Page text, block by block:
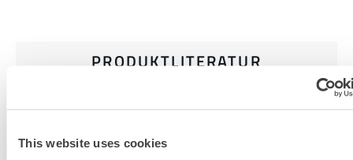
This website uses cookies
PRODUKTLITERATUR